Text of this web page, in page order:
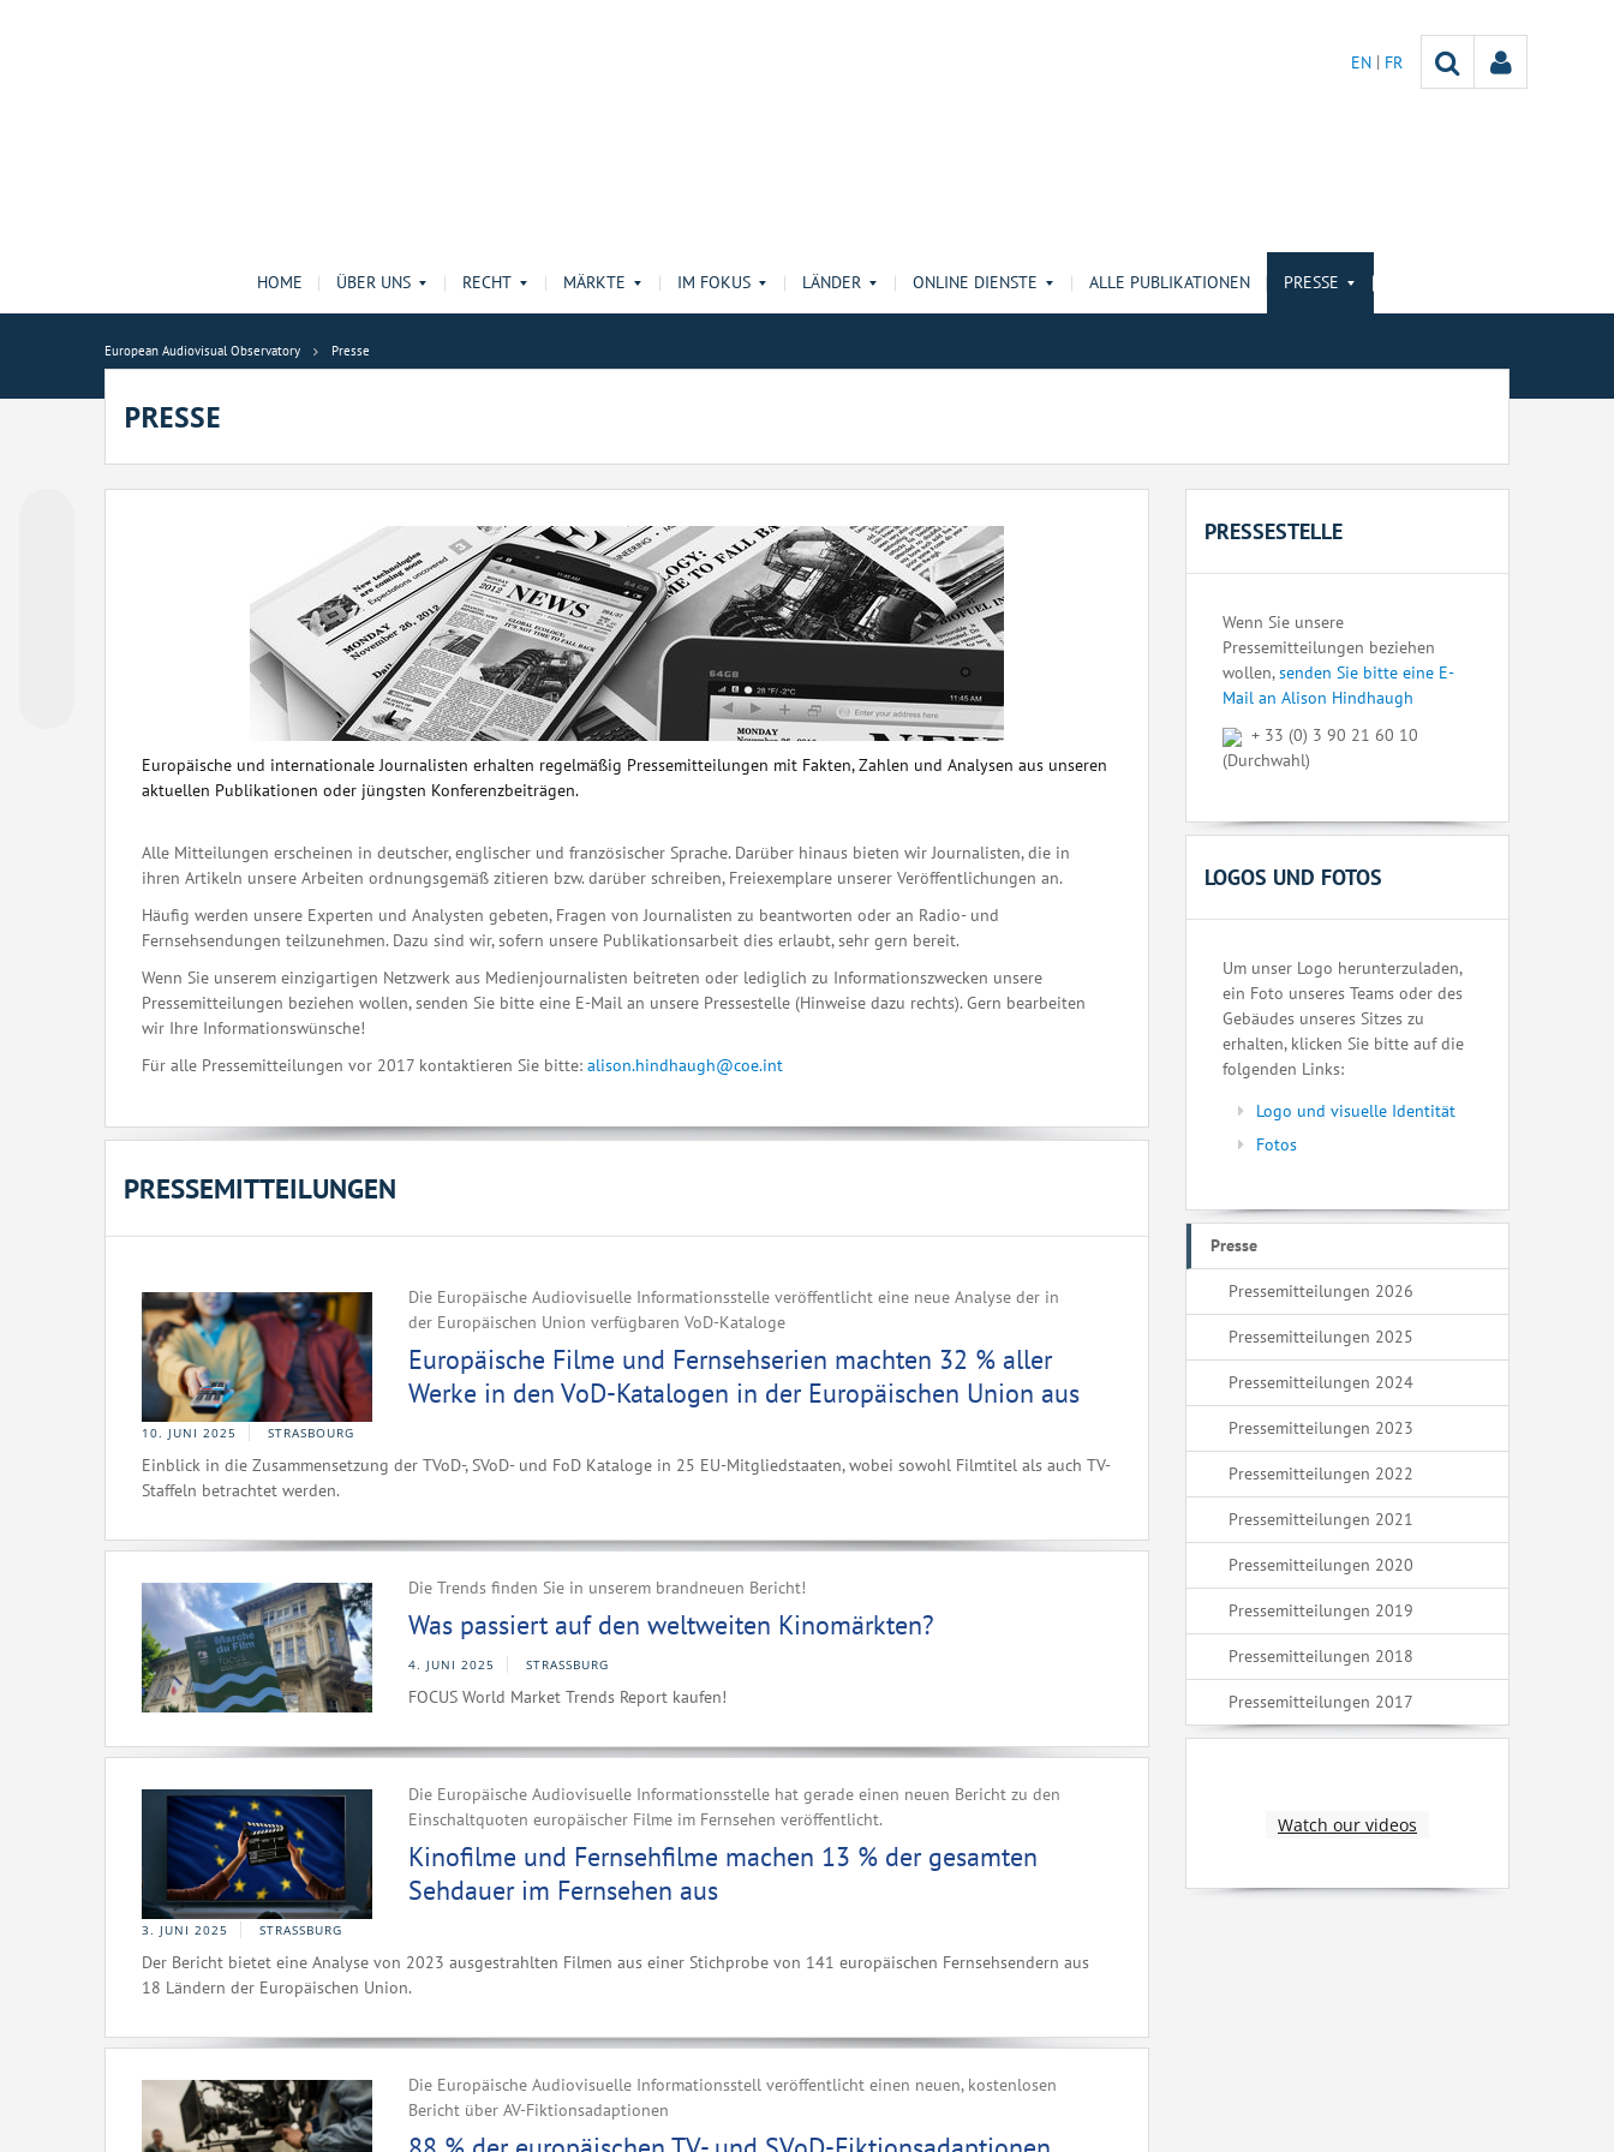
EN FR
HOME ÜBER UNS RECHT MÄRKTE IM FOKUS LÄNDER ONLINE DIENSTE ALLE PUBLIKATIONEN PRESSE
European Audiovisual Observatory Presse
PRESSE
Europäische und internationale Journalisten erhalten regelmäßig Pressemitteilungen mit Fakten, Zahlen und Analysen aus unseren
aktuellen Publikationen oder jüngsten Konferenzbeiträgen.
Alle Mitteilungen erscheinen in deutscher, englischer und französischer Sprache. Darüber hinaus bieten wir Journalisten, die in
ihren Artikeln unsere Arbeiten ordnungsgemäß zitieren bzw. darüber schreiben, Freiexemplare unserer Veröffentlichungen an.
Häufig werden unsere Experten und Analysten gebeten, Fragen von Journalisten zu beantworten oder an Radio- und
Fernsehsendungen teilzunehmen. Dazu sind wir, sofern unsere Publikationsarbeit dies erlaubt, sehr gern bereit.
Wenn Sie unserem einzigartigen Netzwerk aus Medienjournalisten beitreten oder lediglich zu Informationszwecken unsere
Pressemitteilungen beziehen wollen, senden Sie bitte eine E-Mail an unsere Pressestelle (Hinweise dazu rechts). Gern bearbeiten
wir Ihre Informationswünsche!
Für alle Pressemitteilungen vor 2017 kontaktieren Sie bitte: alison.hindhaugh@coe.int
PRESSEMITTEILUNGEN
Die Europäische Audiovisuelle Informationsstelle veröffentlicht eine neue Analyse der in
der Europäischen Union verfügbaren VoD-Kataloge
Europäische Filme und Fernsehserien machten 32 % aller
Werke in den VoD-Katalogen in der Europäischen Union aus
10. JUNI 2025 STRASBOURG
Einblick in die Zusammensetzung der TVoD-, SVoD- und FoD Kataloge in 25 EU-Mitgliedstaaten, wobei sowohl Filmtitel als auch TV-
Staffeln betrachtet werden.
Die Trends finden Sie in unserem brandneuen Bericht!
Was passiert auf den weltweiten Kinomärkten?
4. JUNI 2025 STRASSBURG
FOCUS World Market Trends Report kaufen!
Die Europäische Audiovisuelle Informationsstelle hat gerade einen neuen Bericht zu den
Einschaltquoten europäischer Filme im Fernsehen veröffentlicht.
Kinofilme und Fernsehfilme machen 13 % der gesamten
Sehdauer im Fernsehen aus
3. JUNI 2025 STRASSBURG
Der Bericht bietet eine Analyse von 2023 ausgestrahlten Filmen aus einer Stichprobe von 141 europäischen Fernsehsendern aus
18 Ländern der Europäischen Union.
Die Europäische Audiovisuelle Informationsstell veröffentlicht einen neuen, kostenlosen
Bericht über AV-Fiktionsadaptionen
PRESSESTELLE
Wenn Sie unsere
Pressemitteilungen beziehen
wollen,senden Sie bitte eine E-
Mail an Alison Hindhaugh
+ 33 (0) 3 90 21 60 10
(Durchwahl)
LOGOS UND FOTOS
Um unser Logo herunterzuladen,
ein Foto unseres Teams oder des
Gebäudes unseres Sitzes zu
erhalten, klicken Sie bitte auf die
folgenden Links:
Logo und visuelle Identität
Fotos
Presse
Pressemitteilungen 2026
Pressemitteilungen 2025
Pressemitteilungen 2024
Pressemitteilungen 2023
Pressemitteilungen 2022
Pressemitteilungen 2021
Pressemitteilungen 2020
Pressemitteilungen 2019
Pressemitteilungen 2018
Pressemitteilungen 2017
Watch our videos